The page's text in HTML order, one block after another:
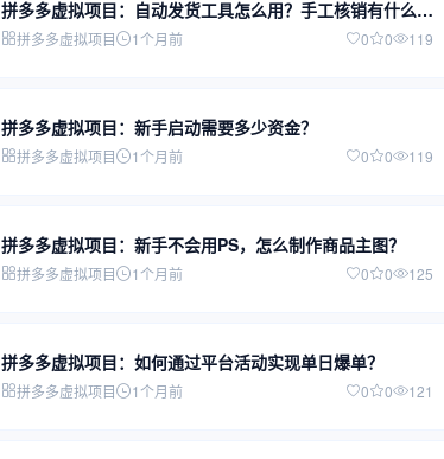
拼多多虚拟项目：自动发货工具怎么用？手工核销有什么风
险？拼多多虚拟项目 1个月前 0 0 119
拼多多虚拟项目：新手启动需要多少资金？
拼多多虚拟项目 1个月前 0 0 119
拼多多虚拟项目：新手不会用PS，怎么制作商品主图？
拼多多虚拟项目 1个月前 0 0 125
拼多多虚拟项目：如何通过平台活动实现单日爆单？
拼多多虚拟项目 1个月前 0 0 121